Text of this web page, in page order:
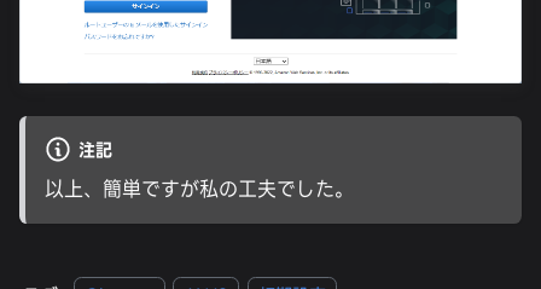
注記
以上、簡単ですが私の工夫でした。